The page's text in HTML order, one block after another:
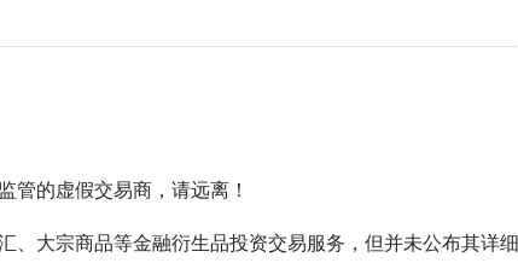
管的虚假交易商，请远离！
、大宗商品等金融衍生品投资交易服务，但并未公布其详细